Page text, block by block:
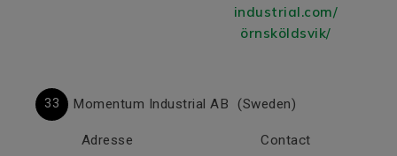
industrial.com/
örnsköldsvik/
33 Momentum Industrial AB (Sweden)
Adresse Contact